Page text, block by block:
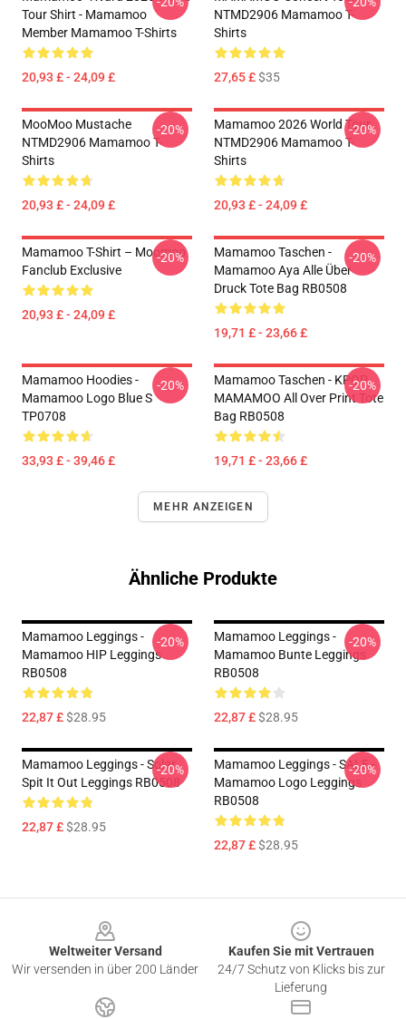
Tour Shirt - Mamamoo
Member Mamamoo T-Shirts
20,93 £ - 24,09 £
NTMD2906 Mamamoo T-
Shirts
27,65 £$35
MooMoo Mustache
NTMD2906 Mamamoo T-
Shirts
20,93 £ - 24,09 £
-20%
Mamamoo 2026 World Tour
NTMD2906 Mamamoo T-
Shirts
20,93 £ - 24,09 £
-20%
Mamamoo T-Shirt – Moomoo
Fanclub Exclusive
20,93 £ - 24,09 £
-20%
Mamamoo Taschen -
Mamamoo Aya Alle Über
Druck Tote Bag RB0508
19,71 £ - 23,66 £
-20%
Mamamoo Hoodies -
Mamamoo Logo Blue S
TP0708
33,93 £ - 39,46 £
-20%
Mamamoo Taschen - KPOP
MAMAMOO All Over Print Tote
Bag RB0508
19,71 £ - 23,66 £
-20%
MEHR ANZEIGEN
Ähnliche Produkte
Mamamoo Leggings -
Mamamoo HIP Leggings
RB0508
22,87 £$28.95
-20%
Mamamoo Leggings -
Mamamoo Bunte Leggings
RB0508
22,87 £$28.95
-20%
Mamamoo Leggings - Solar
Spit It Out Leggings RB0508
22,87 £$28.95
-20%
Mamamoo Leggings - SALE -
Mamamoo Logo Leggings
RB0508
22,87 £$28.95
-20%
Weltweiter Versand
Wir versenden in über 200 Länder
Kaufen Sie mit Vertrauen
24/7 Schutz von Klicks bis zur
Lieferung